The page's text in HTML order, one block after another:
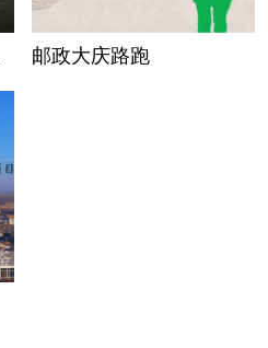
邮政大庆路跑